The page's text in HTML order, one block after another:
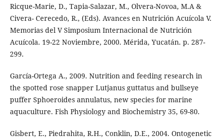
Ricque-Marie, D., Tapia-Salazar, M., Olvera-Novoa, M.A &
Civera- Cerecedo, R., (Eds). Avances en Nutrición Acuícola V.
Memorias del V Simposium Internacional de Nutrición
Acuícola. 19-22 Noviembre, 2000. Mérida, Yucatán. p. 287-
299.
García-Ortega A., 2009. Nutrition and feeding research in
the spotted rose snapper Lutjanus guttatus and bullseye
puffer Sphoeroides annulatus, new species for marine
aquaculture. Fish Physiology and Biochemistry 35, 69-80.
Gisbert, E., Piedrahita, R.H., Conklin, D.E., 2004. Ontogenetic